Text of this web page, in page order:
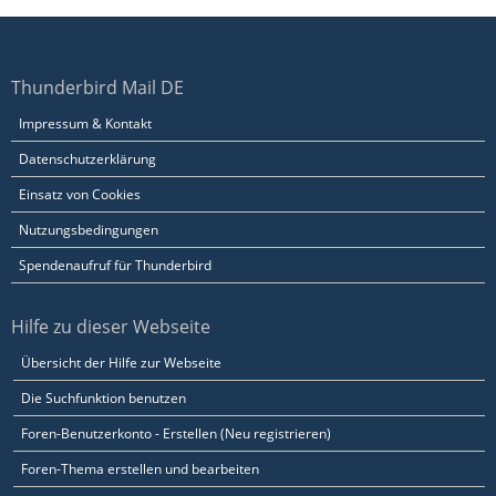
Thunderbird Mail DE
Impressum & Kontakt
Datenschutzerklärung
Einsatz von Cookies
Nutzungsbedingungen
Spendenaufruf für Thunderbird
Hilfe zu dieser Webseite
Übersicht der Hilfe zur Webseite
Die Suchfunktion benutzen
Foren-Benutzerkonto - Erstellen (Neu registrieren)
Foren-Thema erstellen und bearbeiten